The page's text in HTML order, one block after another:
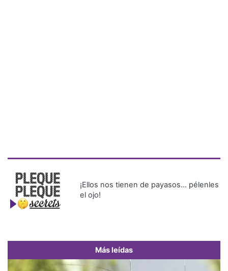
¡Ellos nos tienen de payasos… pélenles
el ojo!
Más leídas